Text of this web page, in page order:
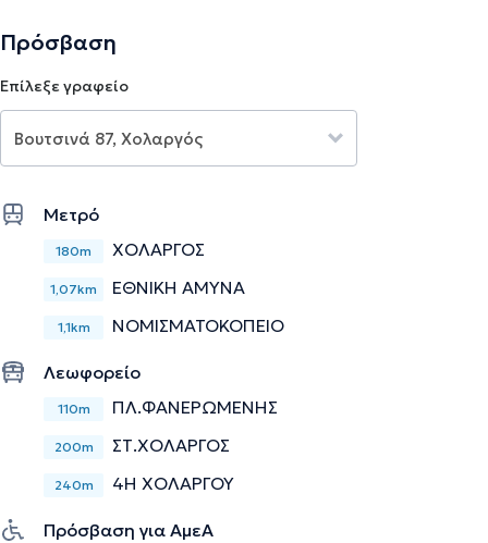
Παιδείας/ΚΕΔΑΣΥ. Συμμετέχει σταθερά σε σεμινάρια και
ψυχοθεραπευτικές της δεξιότητες. Αναλαμβάνει πλήθος
καλύτερη δυνατή εξυπηρέτηση των εξατομικευμένων
Την περιγραφή επιμελείται η ομάδα του doctoranytime βασισμένη σε
Πρόσβαση
Επίλεξε γραφείο
Μετρό
180m ΧΟΛΑΡΓΌΣ
1,07km ΕΘΝΙΚΉ ΆΜΥΝΑ
1,1km ΝΟΜΙΣΜΑΤΟΚΟΠΕΊΟ
Λεωφορείο
110m ΠΛ.ΦΑΝΕΡΩΜΕΝΗΣ
200m ΣΤ.ΧΟΛΑΡΓΟΣ
240m 4Η ΧΟΛΑΡΓΟΥ
Πρόσβαση για ΑμεΑ